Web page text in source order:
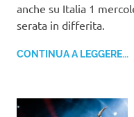
anche su Italia 1
serata in differita.
CONTINUA A LEGGERE...